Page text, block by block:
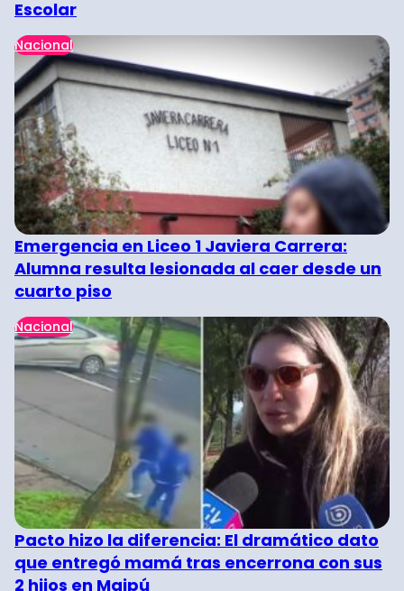
Escolar
Nacional
Emergencia en Liceo 1 Javiera Carrera:
Alumna resulta lesionada al caer desde un
cuarto piso
Nacional
Pacto hizo la diferencia: El dramático dato
que entregó mamá tras encerrona con sus
2 hijos en Maipú